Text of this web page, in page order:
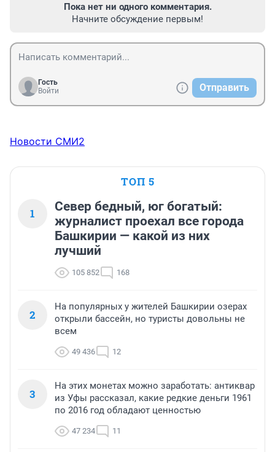
Пока нет ни одного комментария.
Начните обсуждение первым!
Гость
Войти
Отправить
Новости СМИ2
ТОП 5
1
Север бедный, юг богатый:
журналист проехал все города
Башкирии — какой из них
лучший
105 852 168
2
На популярных у жителей Башкирии озерах
открыли бассейн, но туристы довольны не
всем
49 436 12
3
На этих монетах можно заработать: антиквар
из Уфы рассказал, какие редкие деньги 1961
по 2016 год обладают ценностью
47 234 11